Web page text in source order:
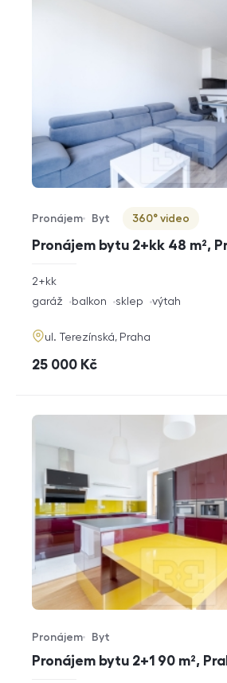
Pronájem bytu 2+kk 48 m²,
Typ nabídky
Pronájem
Typ nemovitosti
Byt
Virtuální prohlídka
360° video
rozměry
2+kk
funkce
garáž balkon sklep výtah
adresa
ul. Terezínská, Praha
cena
25 000 Kč
Pronájem bytu 2+1 90 m²,
Typ nabídky
Pronájem
Typ nemovitosti
Byt